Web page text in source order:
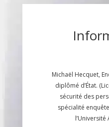
Michaël Hecquet,
diplômé d’État.
sécurité des
spécialité
l’Université